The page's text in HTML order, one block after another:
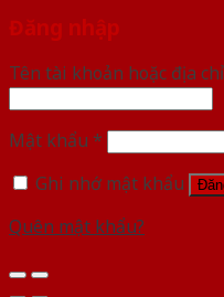
Đăng nhập
Tên tài khoản hoặc địa
Mật khẩu *
Ghi nhớ mật khẩu
Quên mật khẩu?